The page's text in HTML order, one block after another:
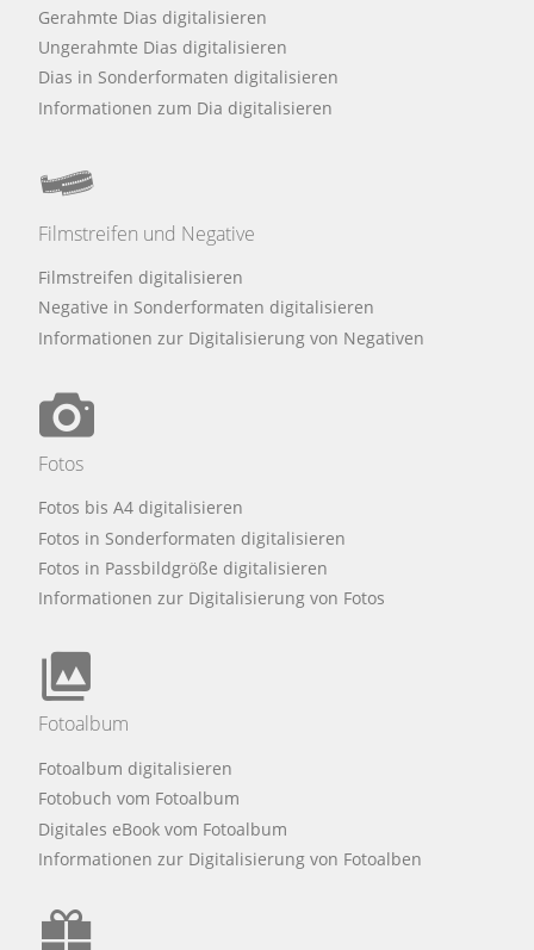
Gerahmte Dias digitalisieren
Ungerahmte Dias digitalisieren
Dias in Sonderformaten digitalisieren
Informationen zum Dia digitalisieren
Filmstreifen und Negative
Filmstreifen digitalisieren
Negative in Sonderformaten digitalisieren
Informationen zur Digitalisierung von Negativen
Fotos
Fotos bis A4 digitalisieren
Fotos in Sonderformaten digitalisieren
Fotos in Passbildgröße digitalisieren
Informationen zur Digitalisierung von Fotos
Fotoalbum
Fotoalbum digitalisieren
Fotobuch vom Fotoalbum
Digitales eBook vom Fotoalbum
Informationen zur Digitalisierung von Fotoalben